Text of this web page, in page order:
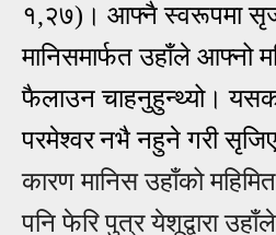
१,२७)। आफ्नै स्वरूपमा
मानिसमार्फत उहाँले आफ्नो
फैलाउन चाहनुहुन्थ्यो।
परमेश्वरनभै नहुने गरी
कारण मानिस उहाँको
पनि फेरिपुत्र येशूद्वारा